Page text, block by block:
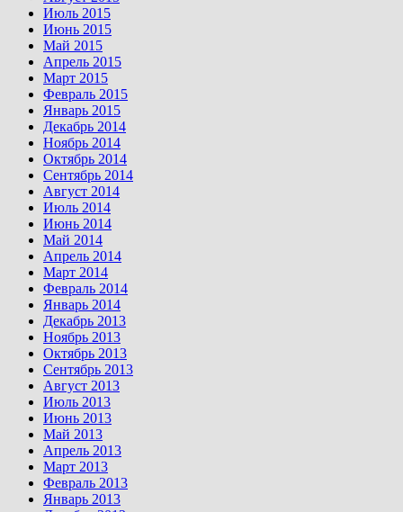
Июль 2015
Июнь 2015
Май 2015
Апрель 2015
Март 2015
Февраль 2015
Январь 2015
Декабрь 2014
Ноябрь 2014
Октябрь 2014
Сентябрь 2014
Август 2014
Июль 2014
Июнь 2014
Май 2014
Апрель 2014
Март 2014
Февраль 2014
Январь 2014
Декабрь 2013
Ноябрь 2013
Октябрь 2013
Сентябрь 2013
Август 2013
Июль 2013
Июнь 2013
Май 2013
Апрель 2013
Март 2013
Февраль 2013
Январь 2013